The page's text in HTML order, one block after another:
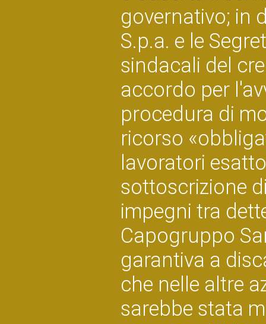
governativo; in
S.p.a. e le
sindacali del
accordo per
procedura di
ricorso
lavoratori
sottoscrizione
impegni tra
Capogruppo
garantiva a
che nelle altre
sarebbe stata